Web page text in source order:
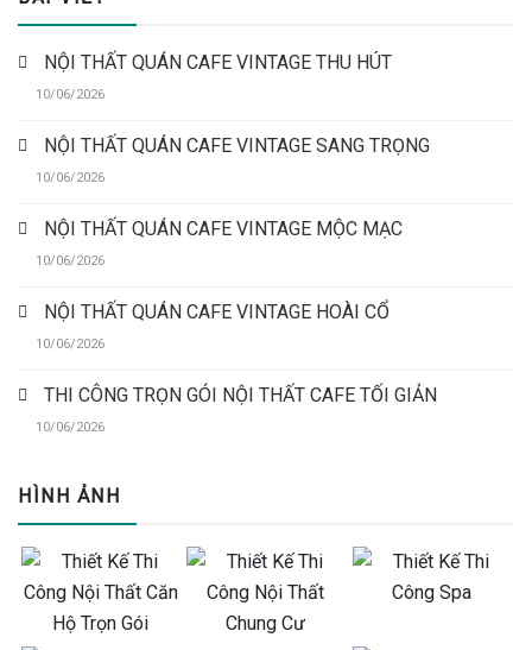
NỘI THẤT QUÁN CAFE VINTAGE THU HÚT
10/06/2026
NỘI THẤT QUÁN CAFE VINTAGE SANG TRỌNG
10/06/2026
NỘI THẤT QUÁN CAFE VINTAGE MỘC MẠC
10/06/2026
NỘI THẤT QUÁN CAFE VINTAGE HOÀI CỔ
10/06/2026
THI CÔNG TRỌN GÓI NỘI THẤT CAFE TỐI GIẢN
10/06/2026
HÌNH ẢNH